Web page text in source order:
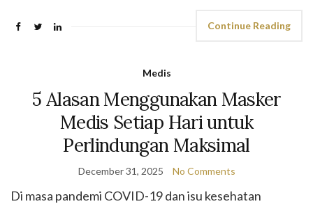
Continue Reading
Medis
5 Alasan Menggunakan Masker
Medis Setiap Hari untuk
Perlindungan Maksimal
December 31, 2025 No Comments
Di masa pandemi COVID-19 dan isu kesehatan